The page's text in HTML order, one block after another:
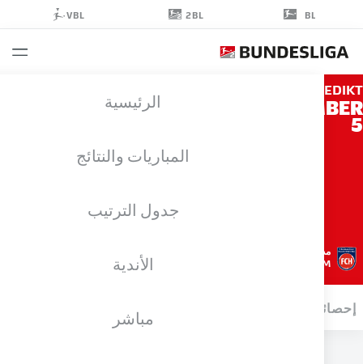
الرئيسية
المباريات والنتائج
جدول الترتيب
الأندية
مباشر
مدافع
HEIDENHEIM
موسم 2025/2026